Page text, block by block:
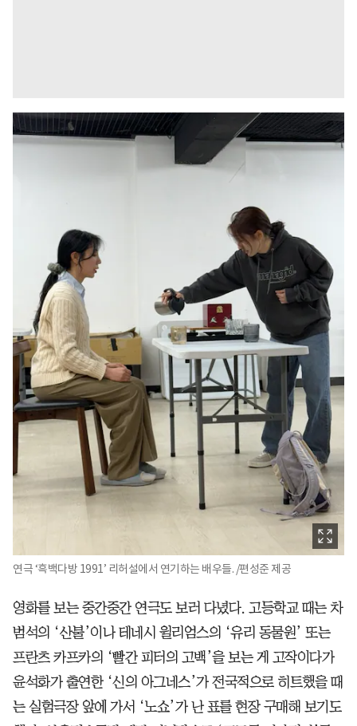
연극 ‘흑백다방 1991’ 리허설에서 연기하는 배우들. /편성준 제공
영화를 보는 중간중간 연극도 보러 다녔다. 고등학교 때는 차
범석의 ‘산불’이나 테네시 윌리엄스의 ‘유리 동물원’ 또는
프란츠 카프카의 ‘빨간 피터의 고백’을 보는 게 고작이다가
윤석화가 출연한 ‘신의 아그네스’가 전국적으로 히트했을 때
는 실험극장 앞에 가서 ‘노쇼’가 난 표를 현장 구매해 보기도